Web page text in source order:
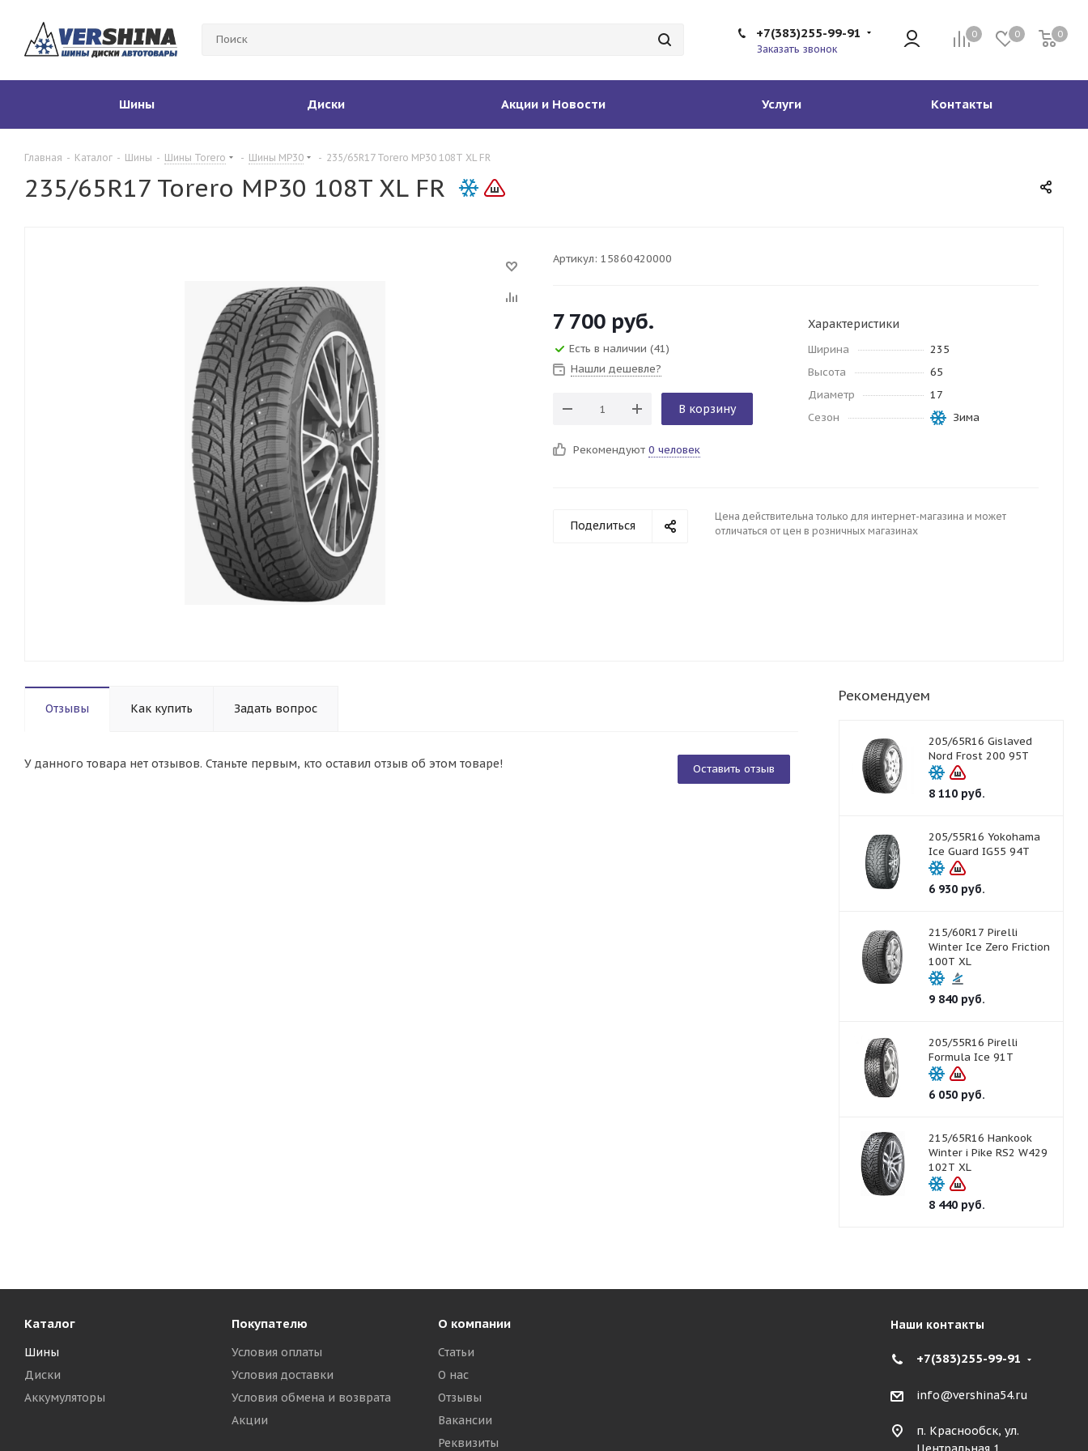
0 0 0
+7(383)255-99-91
Заказать звонок
Шины Диски Акции и Новости Услуги Контакты
Главная - Каталог - Шины - Шины Torero - Шины MP30 - 235/65R17 Torero MP30 108T XL FR
235/65R17 Torero MP30 108T XL FR
Артикул: 15860420000
7 700 руб.
Есть в наличии (41)
Нашли дешевле?
В корзину
Рекомендуют 0 человек
Характеристики
Ширина
235
Высота
65
Диаметр
17
Сезон
Зима
Поделиться
Цена действительна только для интернет-магазина и может
отличаться от цен в розничных магазинах
Отзывы Как купить Задать вопрос
Оставить отзыв
У данного товара нет отзывов. Станьте первым, кто оставил отзыв об этом товаре!
Рекомендуем
205/65R16 Gislaved
Nord Frost 200 95T
8 110руб.
205/55R16 Yokohama
Ice Guard IG55 94T
6 930руб.
215/60R17 Pirelli
Winter Ice Zero Friction
100T XL
9 840руб.
205/55R16 Pirelli
Formula Ice 91T
6 050руб.
215/65R16 Hankook
Winter i Pike RS2 W429
102T XL
8 440руб.
Каталог
Шины
Диски
Аккумуляторы
Покупателю
Условия оплаты
Условия доставки
Условия обмена и возврата
Акции
О компании
Статьи
О нас
Отзывы
Вакансии
Реквизиты
Наши контакты
+7(383)255-99-91
info@vershina54.ru
п. Краснообск, ул.